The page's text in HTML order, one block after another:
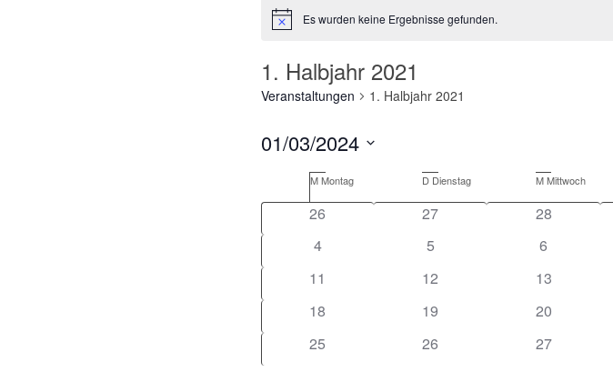
HinweisEs wurden keine Ergebnisse gefunden.
1. Halbjahr 2021
Veranstaltungen 1. Halbjahr 2021
01/03/2024
Kalender
von
Veranstaltungen
MMontag D Dienstag MMittwoch
26 27 28
4
5 6
11
12 13
18
19 20
25
26 27